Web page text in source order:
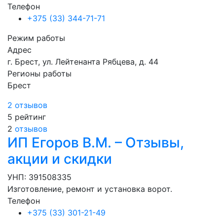
Телефон
+375 (33) 344-71-71
Режим работы
Адрес
г. Брест, ул. Лейтенанта Рябцева, д. 44
Регионы работы
Брест
2 отзывов
5 рейтинг
2 отзывов
ИП Егоров В.М. – Отзывы,
акции и скидки
УНП: 391508335
Изготовление, ремонт и установка ворот.
Телефон
+375 (33) 301-21-49